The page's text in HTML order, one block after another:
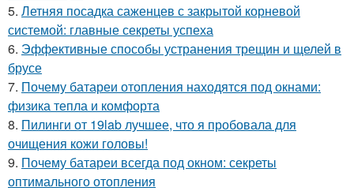
5. Летняя посадка саженцев с закрытой корневой
системой: главные секреты успеха
6. Эффективные способы устранения трещин и щелей в
брусе
7. Почему батареи отопления находятся под окнами:
физика тепла и комфорта
8. Пилинги от 19lab лучшее, что я пробовала для
очищения кожи головы!
9. Почему батареи всегда под окном: секреты
оптимального отопления